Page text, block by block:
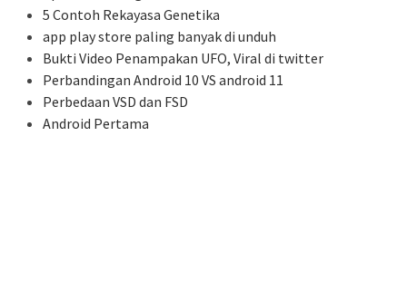
5 Contoh Rekayasa Genetika
app play store paling banyak di unduh
Bukti Video Penampakan UFO, Viral di twitter
Perbandingan Android 10 VS android 11
Perbedaan VSD dan FSD
Android Pertama